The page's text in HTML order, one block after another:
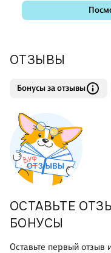
ОТЗЫВЫ
Бонусы за отзывы
ОСТАВЬТЕ
БОНУСЫ
Оставьте первый отзыв